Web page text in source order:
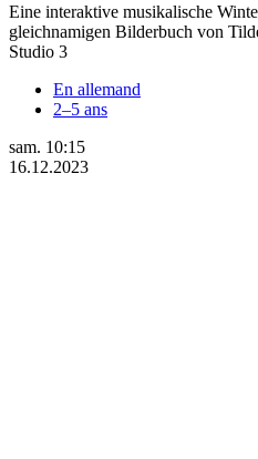
Eine interaktive musikalische
gleichnamigen Bilderbuch von
Studio 3
En allemand
2–5 ans
sam. 10:15
16.12.2023